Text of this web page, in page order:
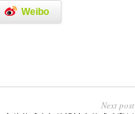
Weibo
Next post